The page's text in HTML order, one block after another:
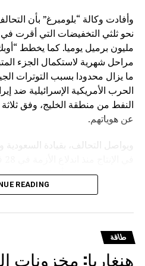
وأفادت وكالة “بلومبرغ” بأن
مليون برميل يوميا. كما يخطط
مراحل شهرية لاستكمال الجزء
ما يزال محدودا بسبب التوترات
الحرب الأمريكية الإسرائيلية ضد
النفط من منطقة الخليج، وفق
عن هوياتهم.
ويواصل التحالف، بقيادة
تشير تقديرات إلى أن السوق
الإمدادات، مع فجوة تراكمية
مخاطر الركود العالمي.
وكانت ثماني دول رئيسية في
الكميات التي خفضت سابقا
READING
طاقة
هنغاريا: مخزونات